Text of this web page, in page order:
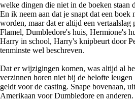
welke dingen die niet in de boeken staan
En ik neem aan dat je snapt dat een
worden, maar dat er altijd een vertaalslag
Flamel, Dumbledore's huis, Hermione's
Harry in school, Harry's knipbeurt door
tenminste wel beschreven.
Dat er wijzigingen komen, was altijd al
verzinnen horen niet bij de belofte
geldt voor de casting. Snape bovenaan,
Amerikaan voor Dumbledore en anderen.